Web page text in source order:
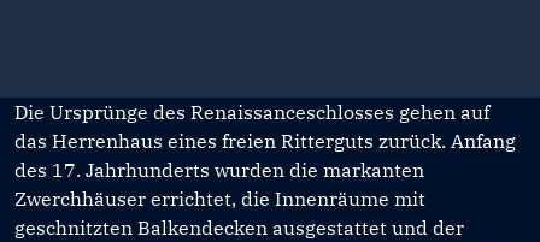
Die Ursprünge des Renaissanceschlosses gehen auf
das Herrenhaus eines freien Ritterguts zurück. Anfang
des 17. Jahrhunderts wurden die markanten
Zwerchhäuser errichtet, die Innenräume mit
geschnitzten Balkendecken ausgestattet und der